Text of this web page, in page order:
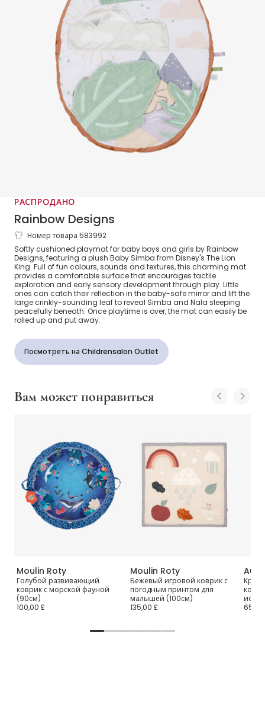
РАСПРОДАНО
Rainbow Designs
Baby Simba Lion King Playmat (94cm)
Номер товара 583992
Softly cushioned playmat for baby boys and girls by Rainbow
Designs, featuring a plush Baby Simba from Disney's The Lion
King. Full of fun colours, sounds and textures, this charming mat
provides a comfortable surface that encourages tactile
exploration and early sensory development through play. Little
ones can catch their reflection in the baby-safe mirror and lift the
large crinkly-sounding leaf to reveal Simba and Nala sleeping
peacefully beneath. Once playtime is over, the mat can easily be
rolled up and put away.
Посмотреть на Childrensalon Outlet
Вам может понравиться
Moulin Roty
Голубой развивающий
коврик с морской фауной
(90см)
100,00 £
Moulin Roty
Бежевый игровой коврик с
погодным принтом для
малышей (100см)
135,00 £
65,00